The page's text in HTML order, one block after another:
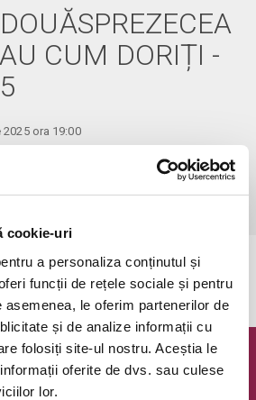
cookie-uri
a personaliza conținutul și
funcții de rețele sociale și pentru
le oferim partenerilor de
și de analize informații cu
folosiți site-ul nostru. Aceștia le
oferite de dvs. sau culese
lor.
CUM DORIȚI -
ora 19:00
a expirat.
@ Bilete.ro